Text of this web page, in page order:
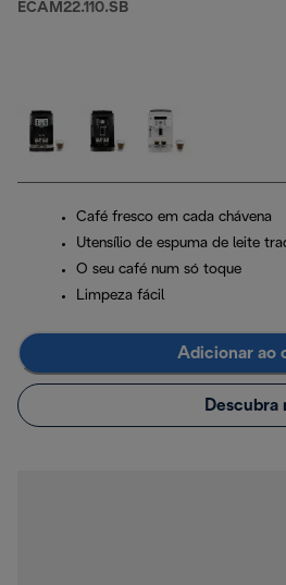
ECAM22.110.SB
Café fresco em cada chávena
Utensílio de espuma de leite
O seu café num só toque
Limpeza fácil
Adicionar ao
Descubra